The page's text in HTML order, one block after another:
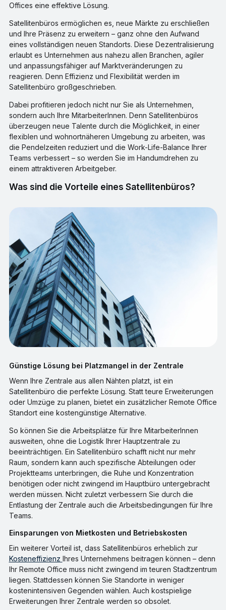
Offices eine effektive Lösung.
Satellitenbüros ermöglichen es, neue Märkte zu erschließen
und Ihre Präsenz zu erweitern – ganz ohne den Aufwand
eines vollständigen neuen Standorts. Diese Dezentralisierung
erlaubt es Unternehmen aus nahezu allen Branchen, agiler
und anpassungsfähiger auf Marktveränderungen zu
reagieren. Denn Effizienz und Flexibilität werden im
Satellitenbüro großgeschrieben.
Dabei profitieren jedoch nicht nur Sie als Unternehmen,
sondern auch Ihre MitarbeiterInnen. Denn Satellitenbüros
überzeugen neue Talente durch die Möglichkeit, in einer
flexiblen und wohnortnäheren Umgebung zu arbeiten, was
die Pendelzeiten reduziert und die Work-Life-Balance Ihrer
Teams verbessert – so werden Sie im Handumdrehen zu
einem attraktiveren Arbeitgeber.
Was sind die Vorteile eines Satellitenbüros?
Günstige Lösung bei Platzmangel in der Zentrale
Wenn Ihre Zentrale aus allen Nähten platzt, ist ein
Satellitenbüro die perfekte Lösung. Statt teure Erweiterungen
oder Umzüge zu planen, bietet ein zusätzlicher Remote Office
Standort eine kostengünstige Alternative.
So können Sie die Arbeitsplätze für Ihre MitarbeiterInnen
ausweiten, ohne die Logistik Ihrer Hauptzentrale zu
beeinträchtigen. Ein Satellitenbüro schafft nicht nur mehr
Raum, sondern kann auch spezifische Abteilungen oder
Projektteams unterbringen, die Ruhe und Konzentration
benötigen oder nicht zwingend im Hauptbüro untergebracht
werden müssen. Nicht zuletzt verbessern Sie durch die
Entlastung der Zentrale auch die Arbeitsbedingungen für Ihre
Teams.
Einsparungen von Mietkosten und Betriebskosten
Ein weiterer Vorteil ist, dass Satellitenbüros erheblich zur
Kosteneffizienz Ihres Unternehmens beitragen können – denn
Ihr Remote Office muss nicht zwingend im teuren Stadtzentrum
liegen. Stattdessen können Sie Standorte in weniger
kostenintensiven Gegenden wählen. Auch kostspielige
Erweiterungen Ihrer Zentrale werden so obsolet.